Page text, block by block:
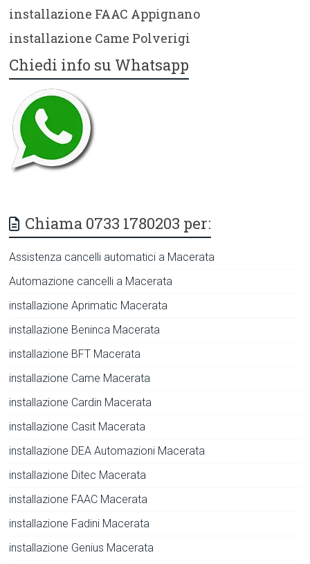
installazione FAAC Appignano
installazione Came Polverigi
Chiedi info su Whatsapp
Chiama 0733 1780203 per:
Assistenza cancelli automatici a Macerata
Automazione cancelli a Macerata
installazione Aprimatic Macerata
installazione Beninca Macerata
installazione BFT Macerata
installazione Came Macerata
installazione Cardin Macerata
installazione Casit Macerata
installazione DEA Automazioni Macerata
installazione Ditec Macerata
installazione FAAC Macerata
installazione Fadini Macerata
installazione Genius Macerata